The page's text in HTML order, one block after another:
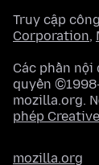
Truy cập
Corporation,
Các phần
quyền
mozilla.org.
phép
mozilla.org